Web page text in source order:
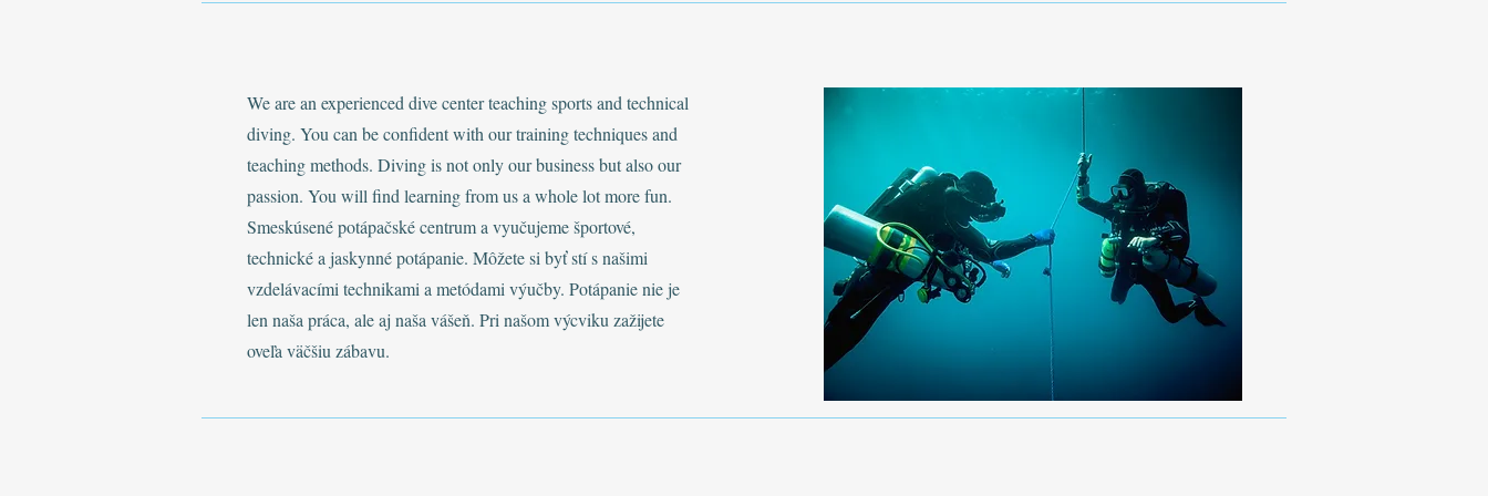
We are an experienced dive center teaching sports and technical
diving. You can be confident with our training techniques and
teaching methods. Diving is not only our business but also our
passion. You will find learning from us a whole lot more fun.
Smeskúsené potápačské centrum a vyučujeme športové,
technické a jaskynné potápanie. Môžete si byť stí s našimi
vzdelávacími technikami a metódami výučby. Potápanie nie je
len naša práca, ale aj naša vášeň. Pri našom výcviku zažijete
oveľa väčšiu zábavu.